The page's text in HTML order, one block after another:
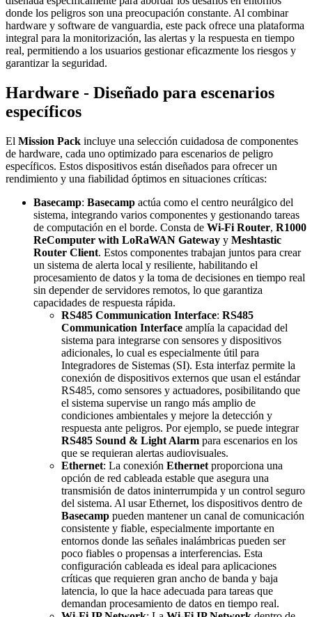
donde los peligros son una preocupación constante. Al combinar
hardware y software de vanguardia, este pack ofrece una plataforma
integral para la monitorización, las alertas y la respuesta en tiempo
real, permitiendo a los usuarios gestionar eficazmente los riesgos y
garantizar la seguridad.
Hardware - Diseñado para escenarios
específicos
El Mission Pack incluye una selección cuidadosa de componentes
de hardware, cada uno optimizado para escenarios de peligro
específicos. Estos dispositivos están diseñados para ofrecer un
rendimiento y una fiabilidad óptimos en situaciones críticas:
Basecamp: Basecamp actúa como el centro neurálgico del
sistema, integrando varios componentes y gestionando tareas
de computación en el borde. Consta de Wi-Fi Router, R1000
ReComputer with LoRaWAN Gateway y Meshtastic
Router Client. Estos componentes trabajan juntos para crear
un sistema de alerta local y resiliente, habilitando el
procesamiento de datos y la toma de decisiones en tiempo real
sin depender de servidores remotos, lo que garantiza
capacidades de respuesta rápida.
RS485 Communication Interface: RS485
Communication Interface amplía la capacidad del
sistema para integrarse con sensores y dispositivos
adicionales, lo cual es especialmente útil para
Integradores de Sistemas (SI). Esta interfaz permite la
conexión de dispositivos externos que usan el estándar
RS485, como sensores y actuadores, posibilitando que
el sistema supervise un rango más amplio de
condiciones ambientales y mejore la detección y
respuesta ante peligros. Por ejemplo, se puede integrar
RS485 Sound & Light Alarm para escenarios en los
que se requieran alertas audiovisuales.
Ethernet: La conexión Ethernet proporciona una
opción de red cableada estable que asegura una
transmisión de datos ininterrumpida y un control seguro
del sistema. Al usar Ethernet, los dispositivos dentro de
Basecamp pueden mantener un canal de comunicación
consistente y fiable, especialmente importante en
entornos donde las señales inalámbricas pueden ser
poco fiables o propensas a interferencias. Esta
configuración cableada es ideal para aplicaciones
críticas que requieren gran ancho de banda y baja
latencia, lo que la hace adecuada para tareas que
demandan procesamiento de datos en tiempo real.